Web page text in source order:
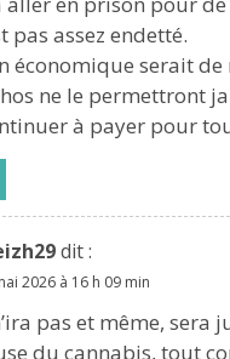
pas assez endetté.
économique serait
ne le permettront
à payer pour
dit :
2026 à 16 h 09 min
pas et même, sera
du cannabis, tout